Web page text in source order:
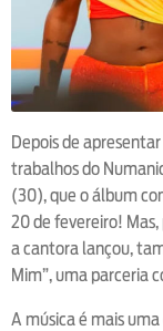
Depois de
trabalhos do
(30), que o álbum
20 de fevereiro!
a cantora lançou,
Mim”, uma parceria
A música é mais